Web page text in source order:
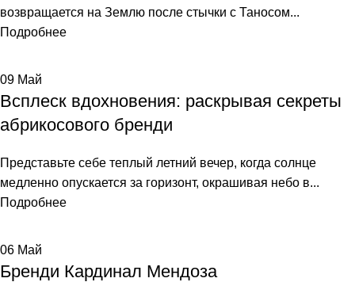
возвращается на Землю после стычки с Таносом...
Подробнее
09 Май
Всплеск вдохновения: раскрывая секреты
абрикосового бренди
Представьте себе теплый летний вечер, когда солнце
медленно опускается за горизонт, окрашивая небо в...
Подробнее
06 Май
Бренди Кардинал Мендоза